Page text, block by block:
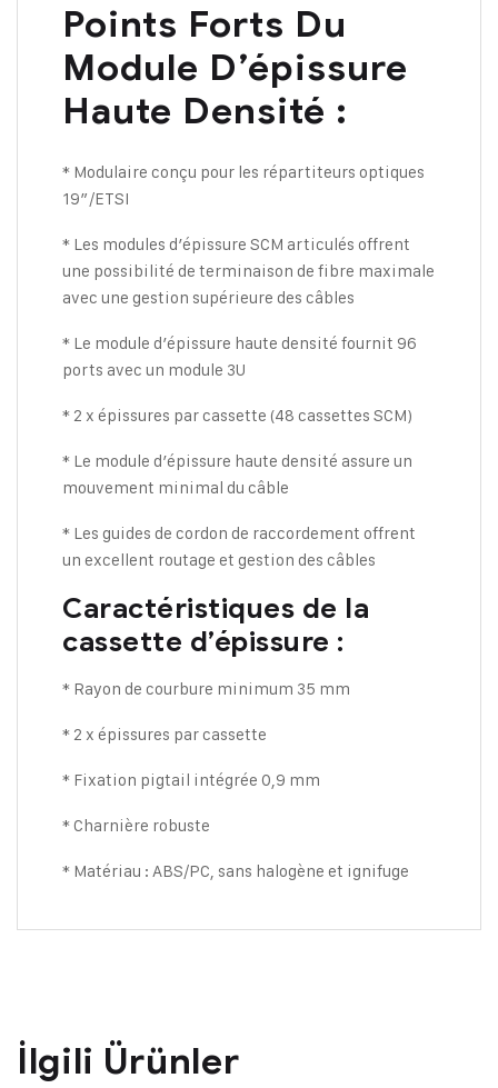
Points Forts Du
Module D’épissure
Haute Densité :
* Modulaire conçu pour les répartiteurs optiques
19″/ETSI
* Les modules d’épissure SCM articulés offrent
une possibilité de terminaison de fibre maximale
avec une gestion supérieure des câbles
* Le module d’épissure haute densité fournit 96
ports avec un module 3U
* 2 x épissures par cassette (48 cassettes SCM)
* Le module d’épissure haute densité assure un
mouvement minimal du câble
* Les guides de cordon de raccordement offrent
un excellent routage et gestion des câbles
Caractéristiques de la
cassette d’épissure :
* Rayon de courbure minimum 35 mm
* 2 x épissures par cassette
* Fixation pigtail intégrée 0,9 mm
* Charnière robuste
* Matériau : ABS/PC, sans halogène et ignifuge
İlgili Ürünler